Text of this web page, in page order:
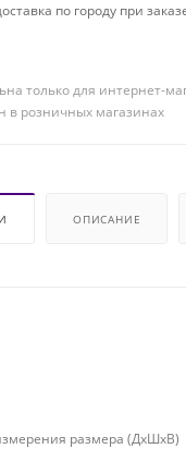
по городу при
только для интернет-
в розничных магазинах
ОПИСАНИЕ
размера (ДхШхВ)